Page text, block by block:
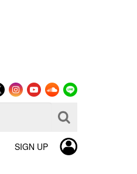
SIGN UP